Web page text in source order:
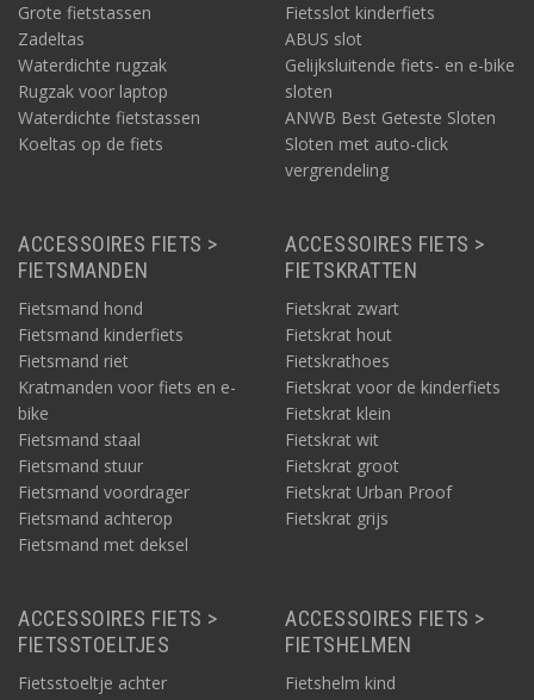
Grote fietstassen
Zadeltas
Waterdichte rugzak
Rugzak voor laptop
Waterdichte fietstassen
Koeltas op de fiets
Fietsslot kinderfiets
ABUS slot
Gelijksluitende fiets- en e-bike
sloten
ANWB Best Geteste Sloten
Sloten met auto-click
vergrendeling
ACCESSOIRES FIETS >
FIETSMANDEN
Fietsmand hond
Fietsmand kinderfiets
Fietsmand riet
Kratmanden voor fiets en e-
bike
Fietsmand staal
Fietsmand stuur
Fietsmand voordrager
Fietsmand achterop
Fietsmand met deksel
ACCESSOIRES FIETS >
FIETSKRATTEN
Fietskrat zwart
Fietskrat hout
Fietskrathoes
Fietskrat voor de kinderfiets
Fietskrat klein
Fietskrat wit
Fietskrat groot
Fietskrat Urban Proof
Fietskrat grijs
ACCESSOIRES FIETS >
FIETSSTOELTJES
Fietsstoeltje achter
ACCESSOIRES FIETS >
FIETSHELMEN
Fietshelm kind